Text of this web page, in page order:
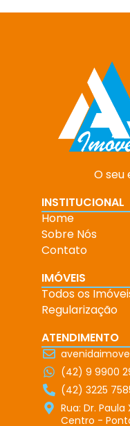
O
INSTITUCIONAL
Home
Sobre Nós
Contato
IMÓVEIS
Todos os
Regularização
ATENDIMENTO
(42) 9 9900
(42) 3225
Rua: Dr. Paula
Centro -